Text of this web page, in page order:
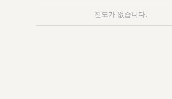
진도가 없습니다.